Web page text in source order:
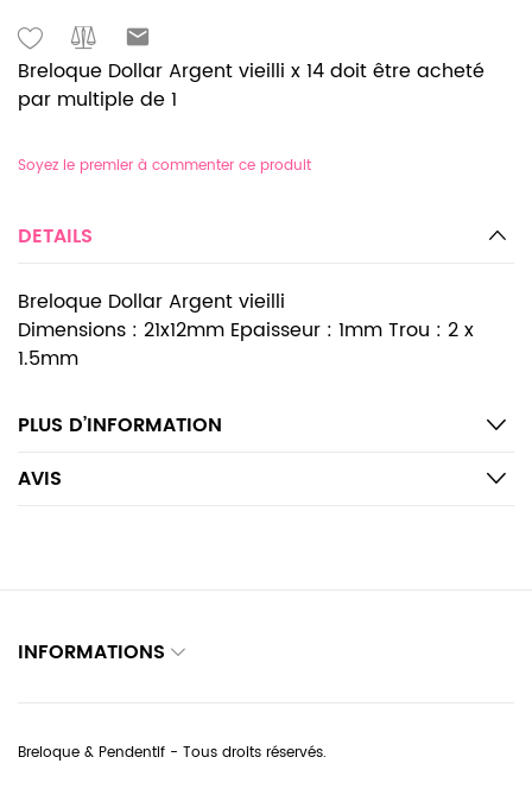
Breloque Dollar Argent vieilli x 14 doit être acheté
par multiple de 1
Soyez le premier à commenter ce produit
DETAILS
Breloque Dollar Argent vieilli
Dimensions : 21x12mm Epaisseur : 1mm Trou : 2 x
1.5mm
PLUS D’INFORMATION
AVIS
INFORMATIONS
Breloque & Pendentif - Tous droits réservés.